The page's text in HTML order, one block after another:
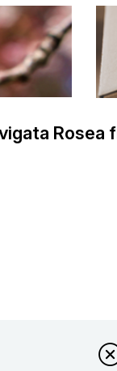
Rosea